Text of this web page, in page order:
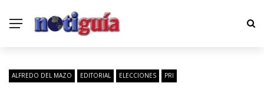
ALFREDO DEL MAZO EDITORIAL ELECCIONES PRI